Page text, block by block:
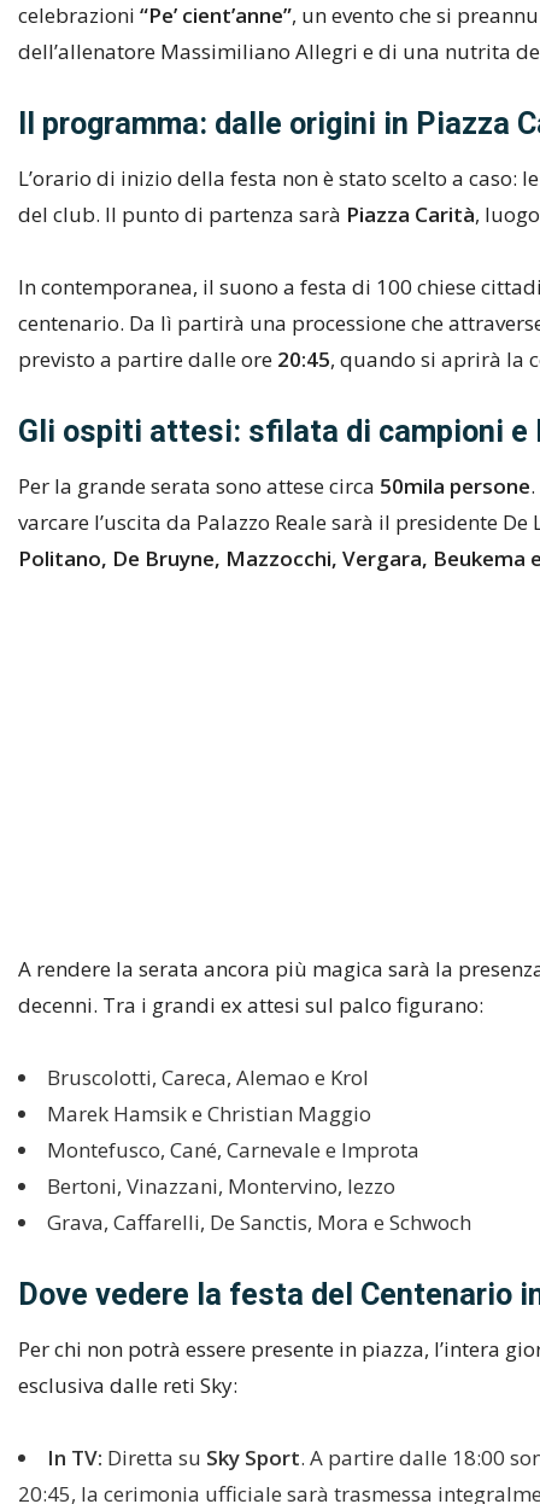
celebrazioni “Pe’ cient’anne”, un evento che si
dell’allenatore Massimiliano Allegri e di una nutrita
Il programma: dalle origini in Piazza
L’orario di inizio della festa non è stato scelto a
del club. Il punto di partenza sarà Piazza Carità,
In contemporanea, il suono a festa di 100 chiese
centenario. Da lì partirà una processione che
previsto a partire dalle ore 20:45, quando si aprirà la
Gli ospiti attesi: sfilata di campioni e
Per la grande serata sono attese circa 50mila persone
varcare l’uscita da Palazzo Reale sarà il presidente
Politano, De Bruyne, Mazzocchi, Vergara, Beukema
A rendere la serata ancora più magica sarà la
decenni. Tra i grandi ex attesi sul palco figurano:
Bruscolotti, Careca, Alemao e Krol
Marek Hamsik e Christian Maggio
Montefusco, Cané, Carnevale e Improta
Bertoni, Vinazzani, Montervino, Iezzo
Grava, Caffarelli, De Sanctis, Mora e Schwoch
Dove vedere la festa del Centenario
Per chi non potrà essere presente in piazza, l’intera
esclusiva dalle reti Sky:
In TV: Diretta su Sky Sport. A partire dalle 18:00
20:45, la cerimonia ufficiale sarà trasmessa